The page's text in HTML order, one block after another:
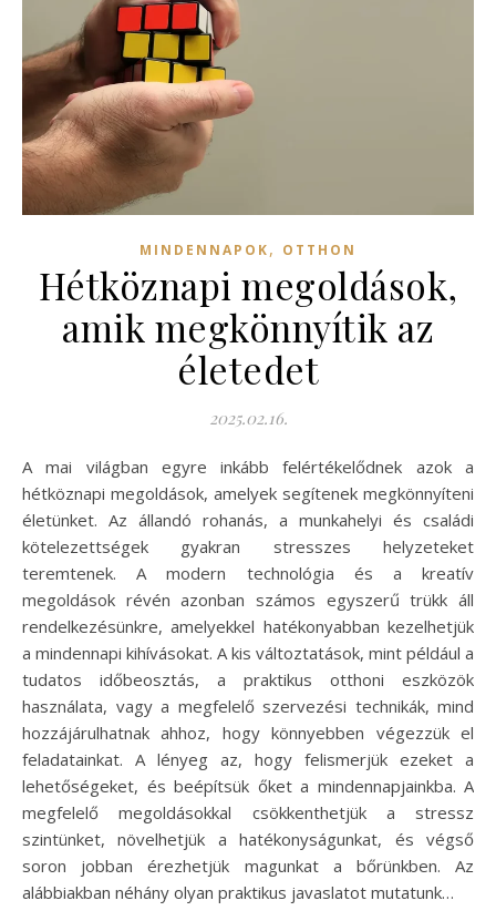
MINDENNAPOK, OTTHON
Hétköznapi megoldások,
amik megkönnyítik az
életedet
2025.02.16.
A mai világban egyre inkább felértékelődnek azok a
hétköznapi megoldások, amelyek segítenek megkönnyíteni
életünket. Az állandó rohanás, a munkahelyi és családi
kötelezettségek gyakran stresszes helyzeteket
teremtenek. A modern technológia és a kreatív
megoldások révén azonban számos egyszerű trükk áll
rendelkezésünkre, amelyekkel hatékonyabban kezelhetjük
a mindennapi kihívásokat. A kis változtatások, mint például a
tudatos időbeosztás, a praktikus otthoni eszközök
használata, vagy a megfelelő szervezési technikák, mind
hozzájárulhatnak ahhoz, hogy könnyebben végezzük el
feladatainkat. A lényeg az, hogy felismerjük ezeket a
lehetőségeket, és beépítsük őket a mindennapjainkba. A
megfelelő megoldásokkal csökkenthetjük a stressz
szintünket, növelhetjük a hatékonyságunkat, és végső
soron jobban érezhetjük magunkat a bőrünkben. Az
alábbiakban néhány olyan praktikus javaslatot mutatunk…